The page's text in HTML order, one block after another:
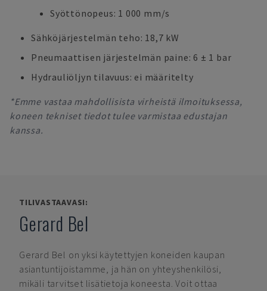
Syöttönopeus: 1 000 mm/s
Sähköjärjestelmän teho: 18,7 kW
Pneumaattisen järjestelmän paine: 6 ± 1 bar
Hydrauliöljyn tilavuus: ei määritelty
*Emme vastaa mahdollisista virheistä ilmoituksessa,
koneen tekniset tiedot tulee varmistaa edustajan
kanssa.
TILIVASTAAVASI:
Gerard Bel
Gerard Bel on yksi käytettyjen koneiden kaupan
asiantuntijoistamme, ja hän on yhteyshenkilösi,
mikäli tarvitset lisätietoja koneesta. Voit ottaa